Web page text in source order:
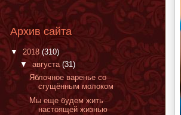
Архив сайта
▼ 2018 (310)
▼ августа (31)
Яблочное варенье со
сгущённым молоком
Мы еще будем жить
настоящей жизнью